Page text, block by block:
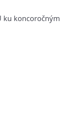
ku